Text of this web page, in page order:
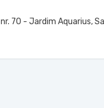
70 - Jardim Aquarius,